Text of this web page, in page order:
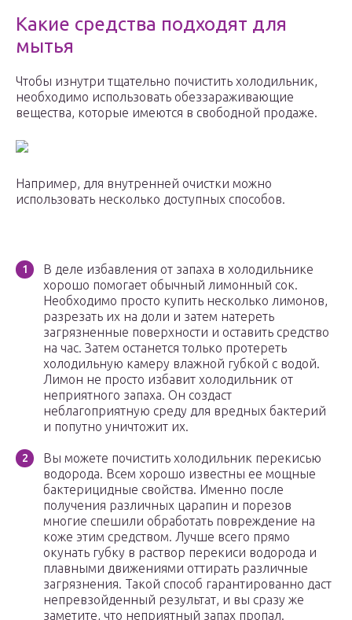
Какие средства подходят для
мытья
Чтобы изнутри тщательно почистить холодильник,
необходимо использовать обеззараживающие
вещества, которые имеются в свободной продаже.
Например, для внутренней очистки можно
использовать несколько доступных способов.
В деле избавления от запаха в холодильнике
хорошо помогает обычный лимонный сок.
Необходимо просто купить несколько лимонов,
разрезать их на доли и затем натереть
загрязненные поверхности и оставить средство
на час. Затем останется только протереть
холодильную камеру влажной губкой с водой.
Лимон не просто избавит холодильник от
неприятного запаха. Он создаст
неблагоприятную среду для вредных бактерий
и попутно уничтожит их.
Вы можете почистить холодильник перекисью
водорода. Всем хорошо известны ее мощные
бактерицидные свойства. Именно после
получения различных царапин и порезов
многие спешили обработать повреждение на
коже этим средством. Лучше всего прямо
окунать губку в раствор перекиси водорода и
плавными движениями оттирать различные
загрязнения. Такой способ гарантированно даст
непревзойденный результат, и вы сразу же
заметите, что неприятный запах пропал.